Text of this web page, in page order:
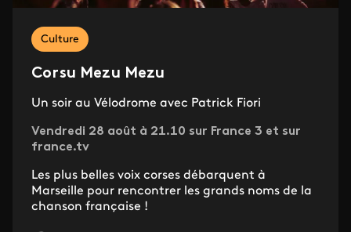
Culture
Corsu Mezu Mezu
Un soir au Vélodrome avec Patrick Fiori
Vendredi 28 août à 21.10 sur France 3 et sur
france.tv
Les plus belles voix corses débarquent à
Marseille pour rencontrer les grands noms de la
chanson française !